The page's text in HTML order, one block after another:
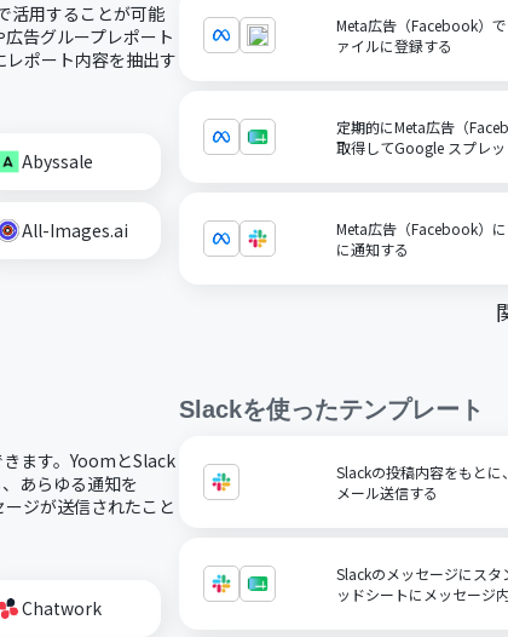
活用することが可能
告グループレポート
ポート内容を抽出す
Abyssale
All-Images.ai
Meta広告（Facebook）
ァイルに登録する
定期的にMeta広告（
取得してGoogle スプレ
Meta広告（Facebook）
に通知する
ます。YoomとSlack
あらゆる通知を
ジが送信されたこと
Chatwork
Slackを使ったテンプレート
Slackの投稿内容をもと
メール送信する
Slackのメッセージにス
ッドシートにメッセージ